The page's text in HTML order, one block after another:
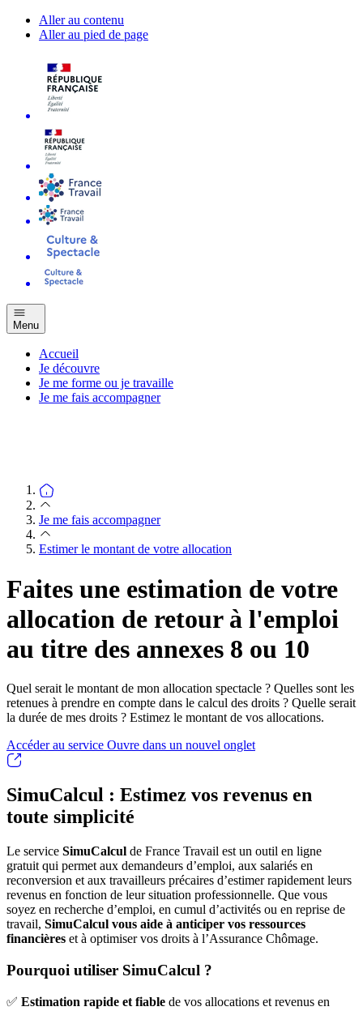
Aller au contenu
Aller au pied de page
Menu
Accueil
Je découvre
Je me forme ou je travaille
Je me fais accompagner
Je me fais accompagner
Estimer le montant de votre allocation
Faites une estimation de votre
allocation de retour à l'emploi
au titre des annexes 8 ou 10
Quel serait le montant de mon allocation spectacle ? Quelles sont les
retenues à prendre en compte dans le calcul des droits ? Quelle serait
la durée de mes droits ? Estimez le montant de vos allocations.
Accéder au service Ouvre dans un nouvel onglet
SimuCalcul : Estimez vos revenus en
toute simplicité
Le service SimuCalcul de France Travail est un outil en ligne
gratuit qui permet aux demandeurs d’emploi, aux salariés en
reconversion et aux travailleurs précaires d’estimer rapidement leurs
revenus en fonction de leur situation professionnelle. Que vous
soyez en recherche d’emploi, en cumul d’activités ou en reprise de
travail, SimuCalcul vous aide à anticiper vos ressources
financières et à optimiser vos droits à l’Assurance Chômage.
Pourquoi utiliser SimuCalcul ?
✅ Estimation rapide et fiable de vos allocations et revenus en